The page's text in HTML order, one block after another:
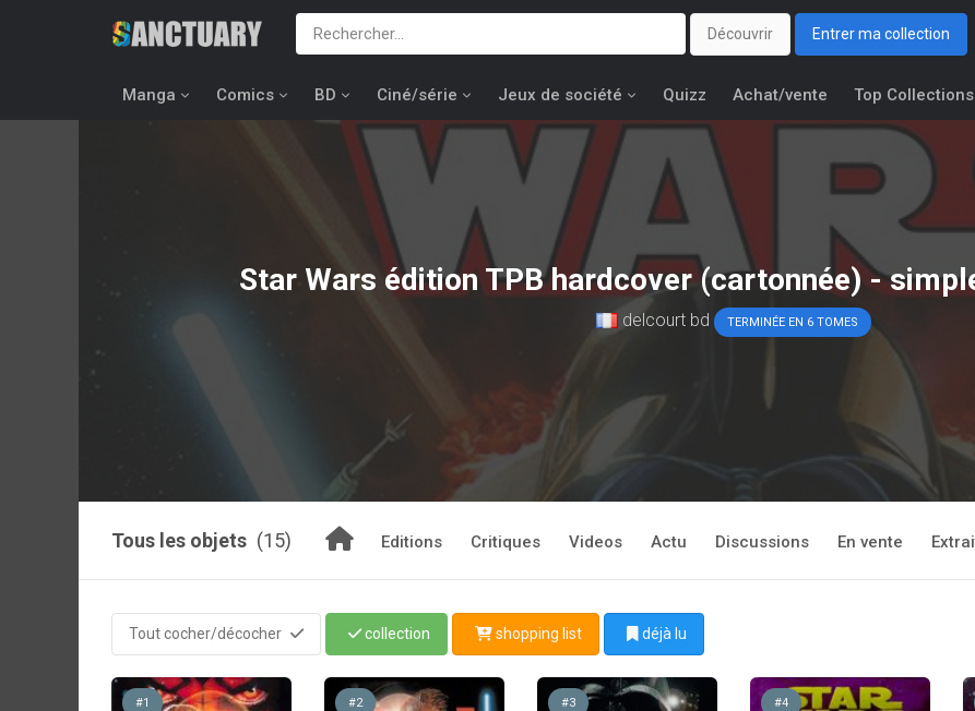
Découvrir Entrer ma collection
Manga Comics BD Ciné/série Jeux de société Quizz Achat/vente Top Collections
Star Wars édition TPB hardcover (cartonnée) -
delcourt bd TERMINÉE EN 6 TOMES
Tous les objets (15) Editions Critiques Videos Actu Discussions En vente
Tout cocher/décocher collection shopping list déjà lu
#1 #2 #3 #4